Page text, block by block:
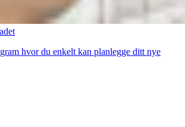
hvor du enkelt kan planlegge ditt nye